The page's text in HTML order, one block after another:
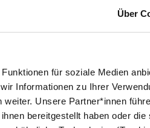
Über
für soziale Medien
Informationen zu Ihrer
Unsere Partner*innen
bereitgestellt haben oder die